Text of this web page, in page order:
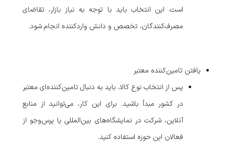
است. این انتخاب باید با توجه به نیاز بازار، تقاضای
مصرف‌کنندگان، تخصص و دانش واردکننده انجام شود.
یافتن تامین‌کننده معتبر
پس از انتخاب نوع کالا، باید به دنبال تامین‌کننده‌ای معتبر
در کشور مبدأ باشید. برای این کار، می‌توانید از منابع
آنلاین، شرکت در نمایشگاه‌های بین‌المللی یا پرس‌وجو از
فعالان این حوزه استفاده کنید.